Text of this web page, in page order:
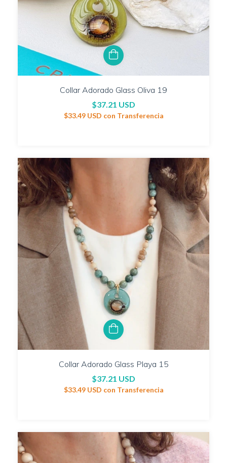
Collar Adorado Glass Oliva 19
$37.21 USD
$33.49 USD con Transferencia
Collar Adorado Glass Playa 15
$37.21 USD
$33.49 USD con Transferencia